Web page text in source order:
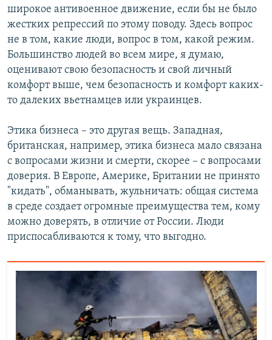
широкое антивоенное движение, если бы не было
жестких репрессий по этому поводу. Здесь вопрос
не в том, какие люди, вопрос в том, какой режим.
Большинство людей во всем мире, я думаю,
оценивают свою безопасность и свой личный
комфорт выше, чем безопасность и комфорт каких-
то далеких вьетнамцев или украинцев.
Этика бизнеса – это другая вещь. Западная,
британская, например, этика бизнеса мало связана
с вопросами жизни и смерти, скорее – с вопросами
доверия. В Европе, Америке, Британии не принято
"кидать", обманывать, жульничать: общая система
в среде создает огромные преимущества тем, кому
можно доверять, в отличие от России. Люди
приспосабливаются к тому, что выгодно.